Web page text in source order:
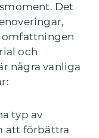
Det
omfattningen
och
några vanliga
typ av
att förbättra